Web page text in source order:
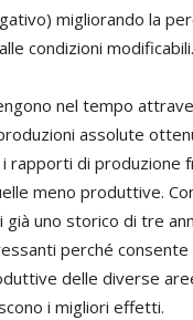
migliorando la
condizioni modificabili.
nel tempo
assolute
rapporti di produzione
meno produttive.
già uno storico di tre
perché consente
delle diverse
i migliori effetti.